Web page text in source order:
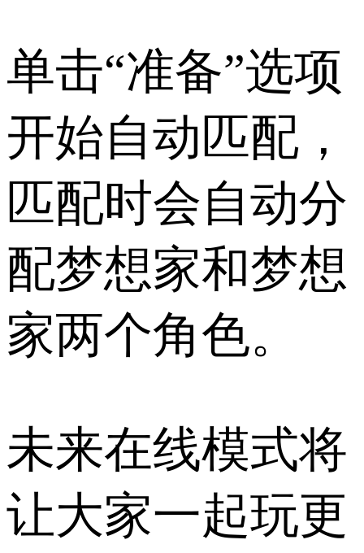
单击“准备”选项
开始自动匹配，
匹配时会自动分
配梦想家和梦想
家两个角色。
未来在线模式将
让大家一起玩更